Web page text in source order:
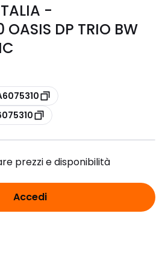
-
OASIS DP TRIO BW
prezzi e disponibilità
Accedi